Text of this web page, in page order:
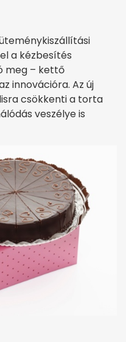
a kézbesítés
meg – kettő
innovációra. Az új
csökkenti a torta
veszélye is